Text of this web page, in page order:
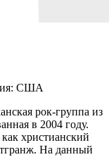
США
рок-группа из
в 2004 году.
христианский
На данный